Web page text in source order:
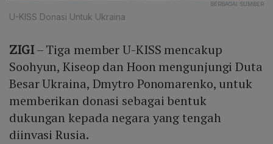
BERBAGAI SUMBER
U-KISS Donasi Untuk Ukraina
ZIGI– Tiga member U-KISS mencakup
Soohyun, Kiseop dan Hoon mengunjungi Duta
Besar Ukraina, Dmytro Ponomarenko, untuk
memberikan donasi sebagai bentuk
dukungan kepada negara yang tengah
diinvasi Rusia.